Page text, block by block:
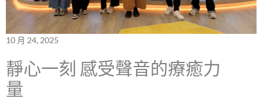
10 月 24, 2025
靜心一刻 感受聲音的療癒力
量